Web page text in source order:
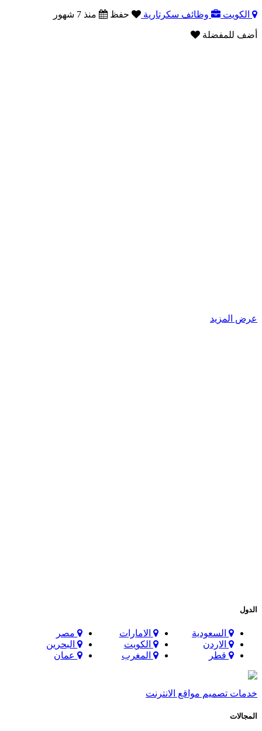
الكويت وظائف سكرتارية حفظ منذ 7 شهور
أضف للمفضلة
عرض المزيد
الدول
السعودية الامارات
مصر
الاردن
الكويت
البحرين
قطر
المغرب عمان
خدمات تصميم مواقع الانترنت
المجالات